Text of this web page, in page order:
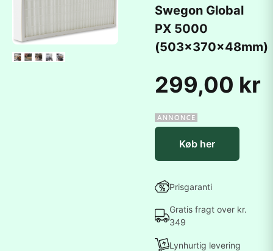
Swegon Global
PX 5000
(503x370x48mm)
299,00 kr
Køb her
Prisgaranti
Gratis fragt over kr.
349
Lynhurtig levering